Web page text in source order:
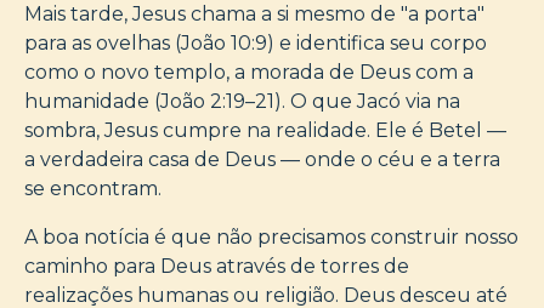
Mais tarde, Jesus chama a si mesmo de "a porta"
para as ovelhas (João 10:9) e identifica seu corpo
como o novo templo, a morada de Deus com a
humanidade (João 2:19–21). O que Jacó via na
sombra, Jesus cumpre na realidade. Ele é Betel —
a verdadeira casa de Deus — onde o céu e a terra
se encontram.
A boa notícia é que não precisamos construir nosso
caminho para Deus através de torres de
realizações humanas ou religião. Deus desceu até